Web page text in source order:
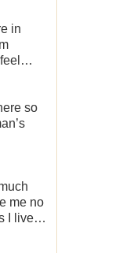
in
so
me no
I live